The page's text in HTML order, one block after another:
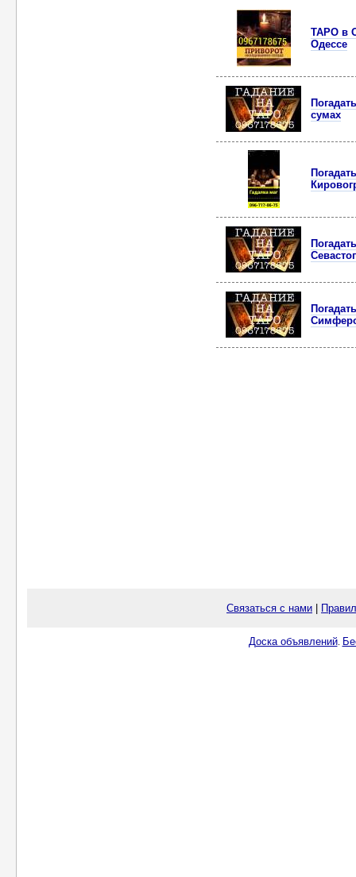
ТАРО в
Одессе
сумах
Связаться с нами
Доска объявлений.